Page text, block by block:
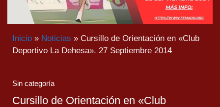
Inicio » Noticias » Cursillo de Orientación en «Club
Deportivo La Dehesa». 27 Septiembre 2014
Sin categoría
Cursillo de Orientación en «Club